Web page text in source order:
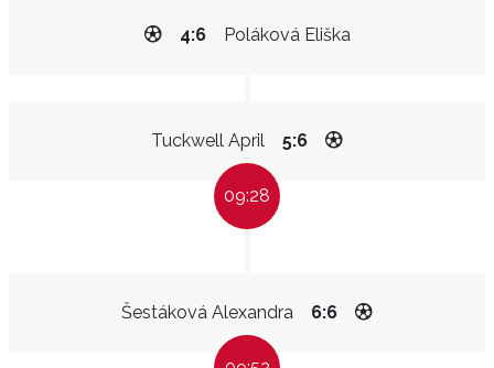
Poláková Eliška
4:6
Tuckwell April 5:6
09:28
Šestáková Alexandra 6:6